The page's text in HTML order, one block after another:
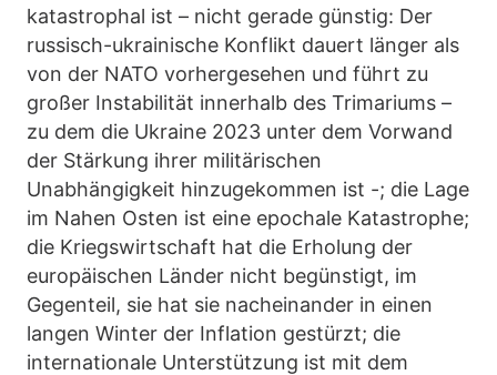
katastrophal ist – nicht gerade günstig: Der
russisch-ukrainische Konflikt dauert länger als
von der NATO vorhergesehen und führt zu
großer Instabilität innerhalb des Trimariums –
zu dem die Ukraine 2023 unter dem Vorwand
der Stärkung ihrer militärischen
Unabhängigkeit hinzugekommen ist -; die Lage
im Nahen Osten ist eine epochale Katastrophe;
die Kriegswirtschaft hat die Erholung der
europäischen Länder nicht begünstigt, im
Gegenteil, sie hat sie nacheinander in einen
langen Winter der Inflation gestürzt; die
internationale Unterstützung ist mit dem